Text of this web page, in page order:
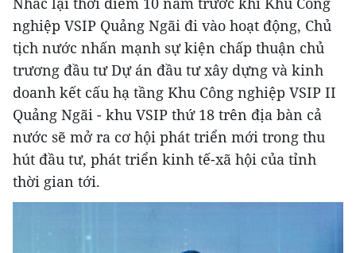
nghiệp VSIP Quảng Ngãi đi vào hoạt động, Chủ
tịch nước nhấn mạnh sự kiện chấp thuận chủ
trương đầu tư Dự án đầu tư xây dựng và kinh
doanh kết cấu hạ tầng Khu Công nghiệp VSIP II
Quảng Ngãi - khu VSIP thứ 18 trên địa bàn cả
nước sẽ mở ra cơ hội phát triển mới trong thu
hút đầu tư, phát triển kinh tế-xã hội của tỉnh
thời gian tới.